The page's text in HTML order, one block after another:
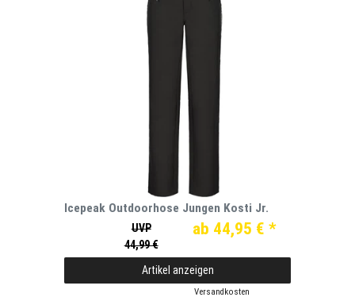
Icepeak Outdoorhose Jungen Kosti Jr.
UVP
44,99 €
ab 44,95 € *
Artikel anzeigen
Versandkosten